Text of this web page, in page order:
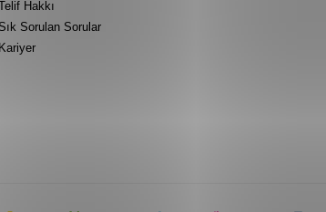
Hakkı
Sorulan Sorular
Kariyer